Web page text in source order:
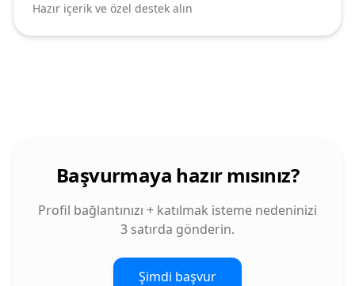
Hazır içerik ve özel destek alın
Başvurmaya hazır mısınız?
Profil bağlantınızı + katılmak isteme nedeninizi
3 satırda gönderin.
Şimdi başvur